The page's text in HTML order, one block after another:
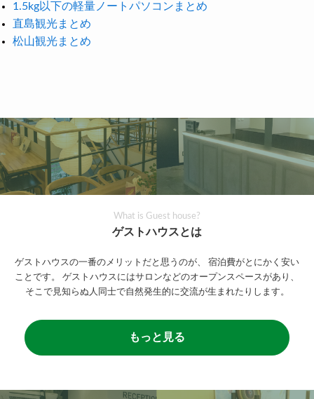
1.5kg以下の軽量ノートパソコンまとめ
直島観光まとめ
松山観光まとめ
What is Guest house?
ゲストハウスとは
ゲストハウスの一番のメリットだと思うのが、
宿泊費がとにかく安い
ことです。
ゲストハウスにはサロンなどのオープンスペースがあり、
そこで見知らぬ人同士で自然発生的に交流が生まれたりします。
もっと見る